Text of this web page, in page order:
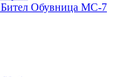
Бител Обувница МС-7